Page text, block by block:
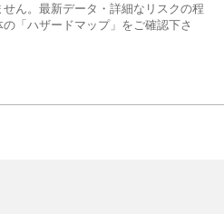
ん。最新データ・詳細なリスクの程
「ハザードマップ」をご確認下さ